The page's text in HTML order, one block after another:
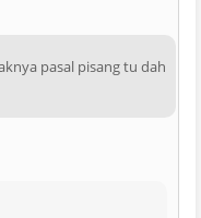
pasal pisang tu dah